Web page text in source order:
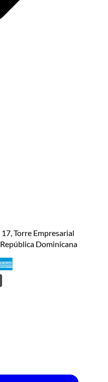
Torre Empresarial
Dominicana